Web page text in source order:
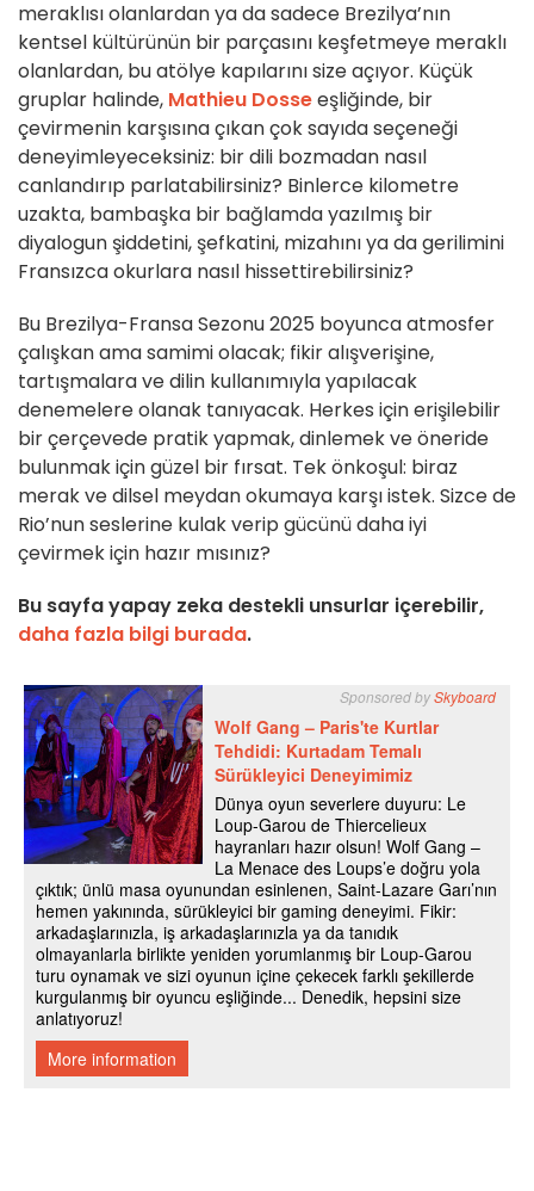
meraklısı olanlardan ya da sadece Brezilya’nın
kentsel kültürünün bir parçasını keşfetmeye meraklı
olanlardan, bu atölye kapılarını size açıyor. Küçük
gruplar halinde, Mathieu Dosseeşliğinde, bir
çevirmenin karşısına çıkan çok sayıda seçeneği
deneyimleyeceksiniz: bir dili bozmadan nasıl
canlandırıp parlatabilirsiniz? Binlerce kilometre
uzakta, bambaşka bir bağlamda yazılmış bir
diyalogun şiddetini, şefkatini, mizahını ya da gerilimini
Fransızca okurlara nasıl hissettirebilirsiniz?
Bu Brezilya-Fransa Sezonu 2025 boyunca atmosfer
çalışkan ama samimi olacak; fikir alışverişine,
tartışmalara ve dilin kullanımıyla yapılacak
denemelere olanak tanıyacak. Herkes için erişilebilir
bir çerçevede pratik yapmak, dinlemek ve öneride
bulunmak için güzel bir fırsat. Tek önkoşul: biraz
merak ve dilsel meydan okumaya karşı istek. Sizce de
Rio’nun seslerine kulak verip gücünü daha iyi
çevirmek için hazır mısınız?
Bu sayfa yapay zeka destekli unsurlar içerebilir,
daha fazla bilgi burada.